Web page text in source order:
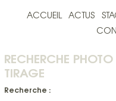
ACCUEIL ACTUS
RECHERCHE
TIRAGE
Recherche :